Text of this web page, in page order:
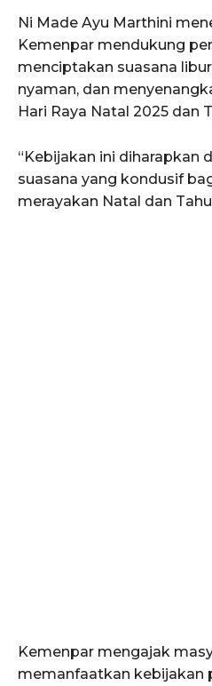
Ni Made Ayu Marthini
Kemenpar mendukung
menciptakan suasana
nyaman, dan
Hari Raya Natal 2025 dan
“Kebijakan ini diharapkan
suasana yang kondusif
merayakan Natal dan
Kemenpar mengajak
memanfaatkan kebijakan